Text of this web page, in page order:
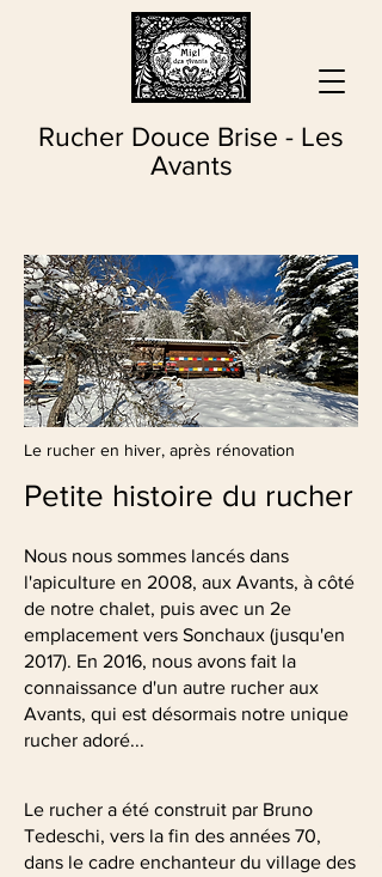
Rucher Douce Brise - Les
Avants
Le rucher en hiver, après rénovation
Petite histoire du rucher
Nous nous sommes lancés dans
l'apiculture en 2008, aux Avants, à côté
de notre chalet, puis avec un 2e
emplacement vers Sonchaux (jusqu'en
2017). En 2016, nous avons fait la
connaissance d'un autre rucher aux
Avants, qui est désormais notre unique
rucher adoré...
Le rucher a été construit par Bruno
Tedeschi, vers la fin des années 70,
dans le cadre enchanteur du village des